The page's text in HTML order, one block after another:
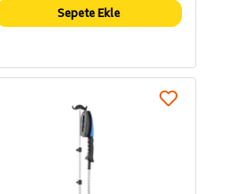
Sepete Ekle